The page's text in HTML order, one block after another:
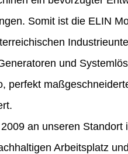
Somit ist die ELIN
und
perfekt
an unseren
Arbeitsplatz